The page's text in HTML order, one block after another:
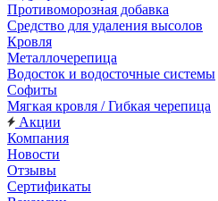
Противоморозная добавка
Средство для удаления высолов
Кровля
Металлочерепица
Водосток и водосточные системы
Софиты
Мягкая кровля / Гибкая черепица
Акции
Компания
Новости
Отзывы
Сертификаты